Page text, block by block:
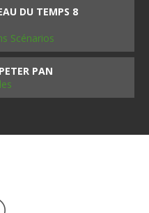
DU TEMPS 8
Scénarios
PAN